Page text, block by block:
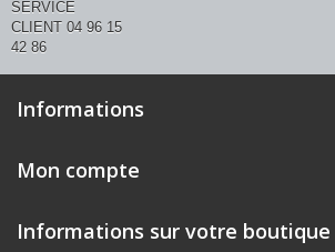
SERVICE
CLIENT 04 96 15
42 86
Informations
Mon compte
Informations sur votre boutique